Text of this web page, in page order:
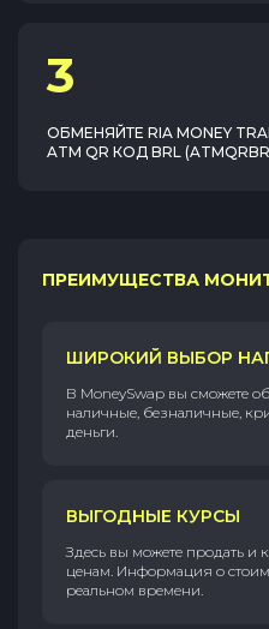
3
ОБМЕНЯЙТЕ RIA MONEY
ATM QR КОД BRL
ПРЕИМУЩЕСТВА
ШИРОКИЙ ВЫБОР
В MoneySwap вы сможете
наличные, безналичные,
деньги.
ВЫГОДНЫЕ КУРСЫ
Здесь вы можете продать и
ценам. Информация о
реальном времени.